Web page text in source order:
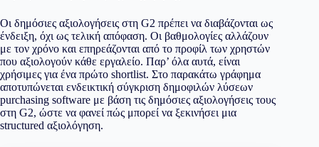
Οι δημόσιες αξιολογήσεις στη G2 πρέπει να διαβάζονται ως
ένδειξη, όχι ως τελική απόφαση. Οι βαθμολογίες αλλάζουν
με τον χρόνο και επηρεάζονται από το προφίλ των χρηστών
που αξιολογούν κάθε εργαλείο. Παρ’ όλα αυτά, είναι
χρήσιμες για ένα πρώτο shortlist. Στο παρακάτω γράφημα
αποτυπώνεται ενδεικτική σύγκριση δημοφιλών λύσεων
purchasing software με βάση τις δημόσιες αξιολογήσεις τους
στη G2, ώστε να φανεί πώς μπορεί να ξεκινήσει μια
structured αξιολόγηση.